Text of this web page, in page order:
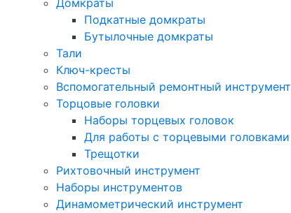
Домкраты
Подкатные домкраты
Бутылочные домкраты
Тали
Ключ-кресты
Вспомогательный ремонтный инструмент
Торцовые головки
Наборы торцевых головок
Для работы с торцевыми головками
Трещотки
Рихтовочный инструмент
Наборы инструментов
Динамометрический инструмент